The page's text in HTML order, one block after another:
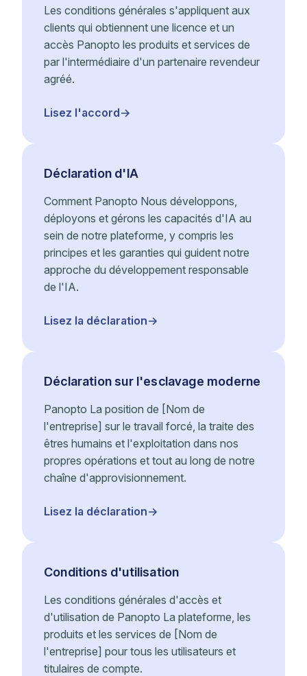
Les conditions générales s'appliquent aux
clients qui obtiennent une licence et un
accès Panopto les produits et services de
par l'intermédiaire d'un partenaire revendeur
agréé.
Lisez l'accord
Déclaration d'IA
Comment Panopto Nous développons,
déployons et gérons les capacités d'IA au
sein de notre plateforme, y compris les
principes et les garanties qui guident notre
approche du développement responsable
de l'IA.
Lisez la déclaration
Déclaration sur l'esclavage moderne
Panopto La position de [Nom de
l'entreprise] sur le travail forcé, la traite des
êtres humains et l'exploitation dans nos
propres opérations et tout au long de notre
chaîne d'approvisionnement.
Lisez la déclaration
Conditions d'utilisation
Les conditions générales d'accès et
d'utilisation de Panopto La plateforme, les
produits et les services de [Nom de
l'entreprise] pour tous les utilisateurs et
titulaires de compte.